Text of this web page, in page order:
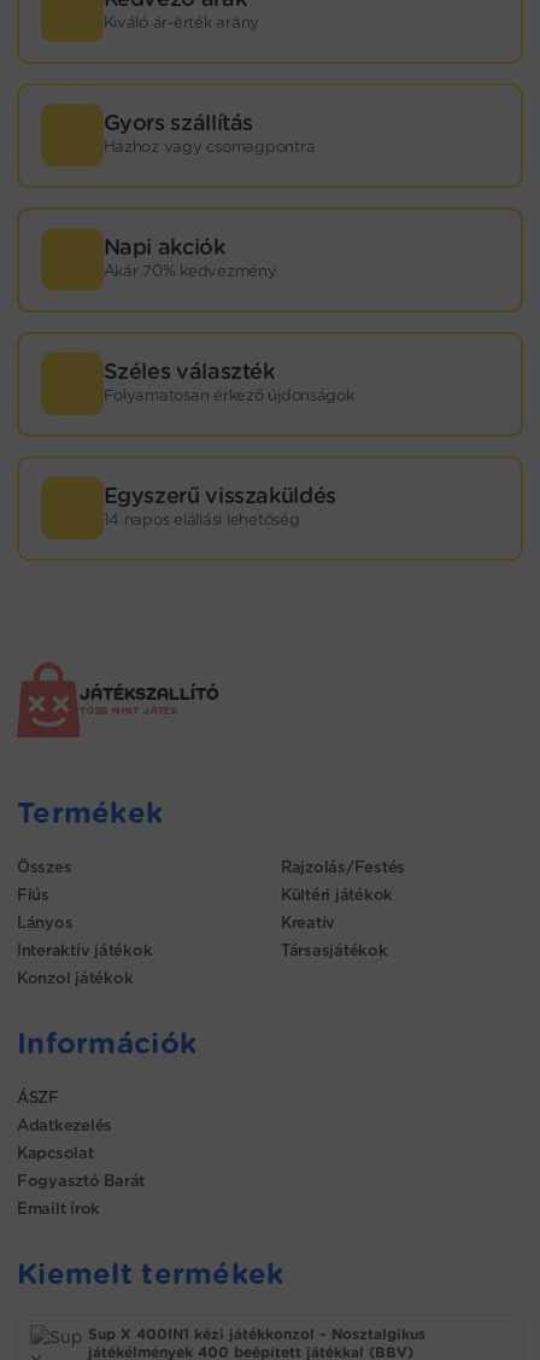
Kiváló ár-érték arány
Gyors szállítás
Házhoz vagy csomagpontra
Napi akciók
Akár 70% kedvezmény
Széles választék
Folyamatosan érkező újdonságok
Egyszerű visszaküldés
14 napos elállási lehetőség
JÁTÉKSZALLÍTÓ
TÖBB MINT JÁTÉK
Termékek
Összes
Fiús
Lányos
Interaktív játékok
Konzol játékok
Rajzolás/Festés
Kültéri játékok
Kreatív
Társasjátékok
Információk
ÁSZF
Adatkezelés
Kapcsolat
Fogyasztó Barát
Emailt írok
Kiemelt termékek
Sup X 400IN1 kézi játékkonzol – Nosztalgikus
játékélmények 400 beépített játékkal (BBV)